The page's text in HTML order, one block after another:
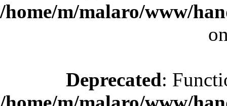
/home/m/malaro/www/
Deprecated: